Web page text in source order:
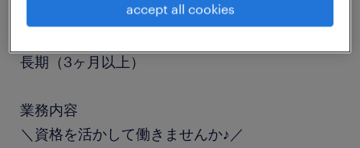
長期（3ヶ月以上）
業務内容
＼資格を活かして働きませんか♪／
accept all cookies